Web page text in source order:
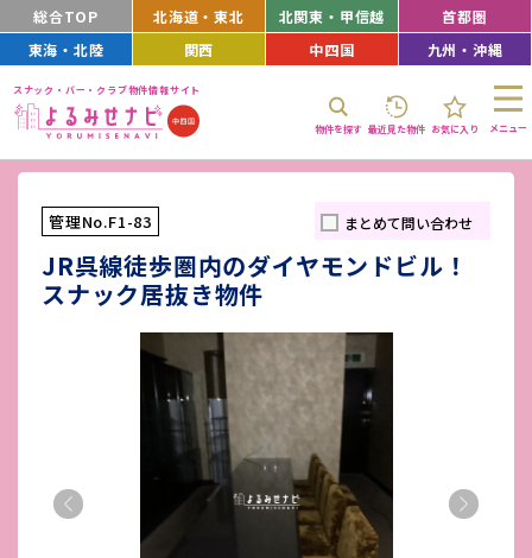
総合TOP 北海道・東北 北関東・甲信越
首都圏
東海・北陸
関西 中四国 九州・沖縄
スナック・バー・クラブ物件情報サイト
物件を探す 最近見た物件 お気に入り メニュー
管理No.F1-83 まとめて問い合わせ
JR呉線徒歩圏内のダイヤモンドビル！
スナック居抜き物件